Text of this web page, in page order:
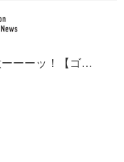
沼落ち注意ーーーッ！【ゴディバ】ビジュも華やか♡「最新ショコリキサー」